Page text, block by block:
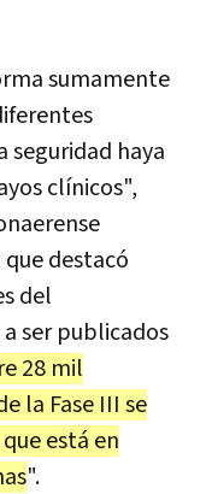
sumamente
seguridad haya
clínicos",
destacó
del
ser publicados
28 mil
la Fase III se
está en
".